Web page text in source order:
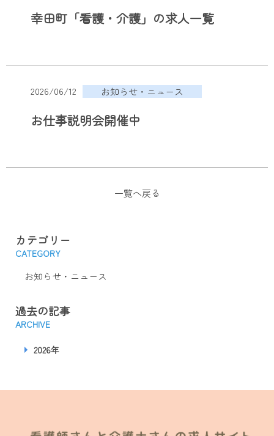
幸田町「看護・介護」の求人一覧
2026/06/12 お知らせ・ニュース
お仕事説明会開催中
一覧へ戻る
カテゴリー
CATEGORY
お知らせ・ニュース
過去の記事
ARCHIVE
2026年